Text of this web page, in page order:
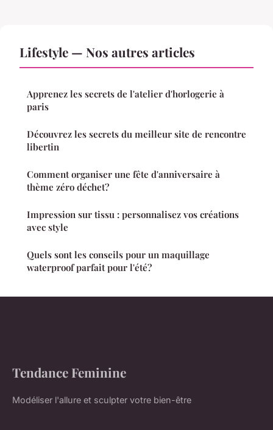
Lifestyle — Nos autres articles
Apprenez les secrets de l'atelier d'horlogerie à
paris
Découvrez les secrets du meilleur site de rencontre
libertin
Comment organiser une fête d'anniversaire à
thème zéro déchet?
Impression sur tissu : personnalisez vos créations
avec style
Quels sont les conseils pour un maquillage
waterproof parfait pour l'été?
Tendance Feminine
Modéliser l'allure et sculpter votre bien-être